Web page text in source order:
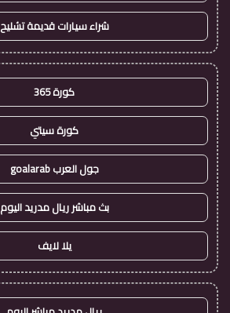
شراء سيارات قديمة تشليح
كورة 365
كورة سيتي
جول العرب goalarab
بث مباشر ريال مدريد اليوم
يلا لايف